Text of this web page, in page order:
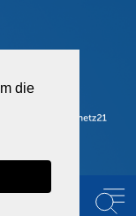
die